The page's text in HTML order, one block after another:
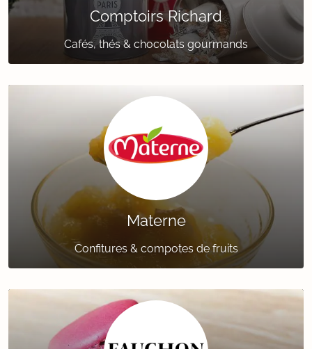
Comptoirs Richard
Cafés, thés & chocolats gourmands
Materne
Confitures & compotes de fruits